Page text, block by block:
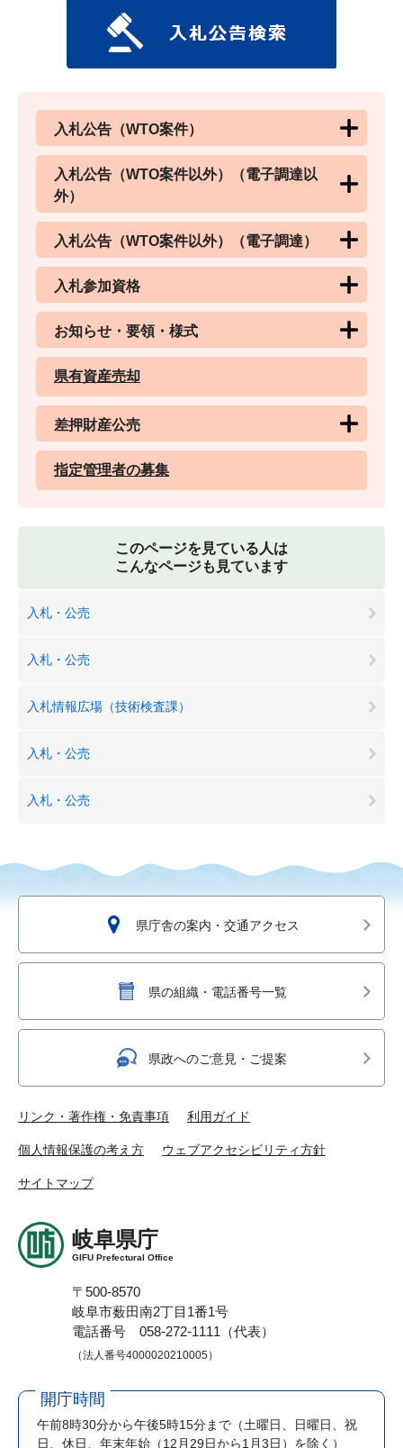
入札公告（WTO案件）
入札公告（WTO案件以外）（電子調達以
外）
入札公告（WTO案件以外）（電子調達）
入札参加資格
お知らせ・要領・様式
県有資産売却
差押財産公売
指定管理者の募集
このページを見ている人は
こんなページも見ています
入札・公売
入札・公売
入札情報広場（技術検査課）
入札・公売
入札・公売
県庁舎の案内・交通アクセス
県の組織・電話番号一覧
県政へのご意見・ご提案
リンク・著作権・免責事項 利用ガイド
個人情報保護の考え方 ウェブアクセシビリティ方針
サイトマップ
岐阜県庁
GIFU Prefectural Office
〒500-8570
岐阜市薮田南2丁目1番1号
電話番号 058-272-1111（代表）
（法人番号4000020210005）
開庁時間
午前8時30分から午後5時15分まで （土曜日、日曜日、祝
日、休日、年末年始（12月29日から1月3日）を除く）